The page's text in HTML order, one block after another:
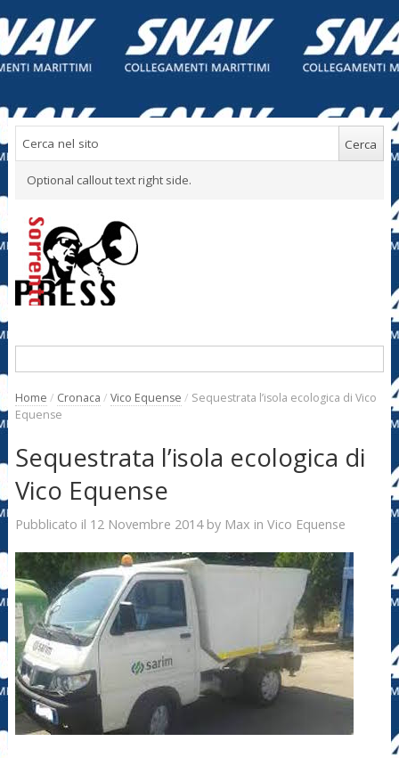
Optional callout text right side.
Home / Cronaca / Vico Equense / Sequestrata l’isola ecologica di Vico
Equense
Sequestrata l’isola ecologica di
Vico Equense
Pubblicato il 12 Novembre 2014by Max in Vico Equense